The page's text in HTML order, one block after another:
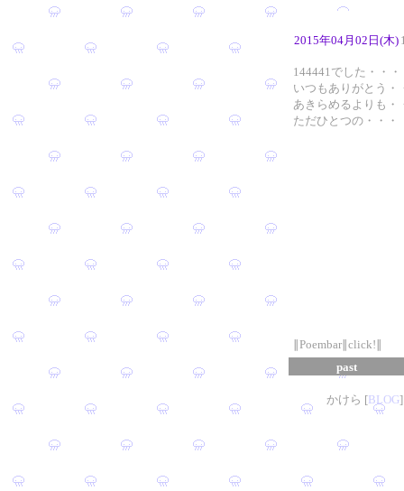
2015年04月02日(木)
144441でした・・・
いつもありがとう・
あきらめるよりも・
ただひとつの・・・
∥Poembar∥click!∥
past
かけら [BLOG